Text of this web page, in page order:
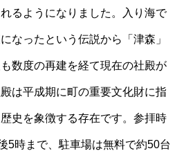
るようになりました。入り海で
なったという伝説から「津森」
数度の再建を経て現在の社殿が
は平成期に町の重要文化財に指
史を象徴する存在です。参拝時
5時まで、駐車場は無料で約50台